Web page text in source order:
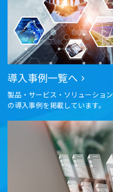
導入事例一覧へ
製品・サービス・ソリューション
の導入事例を掲載しています。